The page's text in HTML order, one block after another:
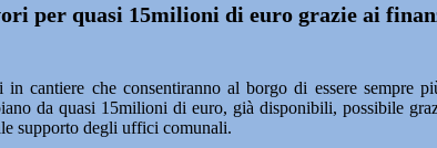
per quasi 15milioni di euro grazie ai
che consentiranno al borgo di essere sempre
da quasi 15milioni di euro, già disponibili, possibile
supporto degli uffici comunali.